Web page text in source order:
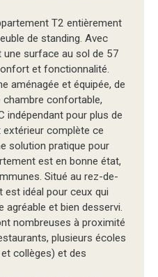
T2 entièrement
de standing. Avec
surface au sol de 57
et fonctionnalité.
aménagée et équipée, de
chambre confortable,
indépendant pour plus de
complète ce
solution pratique pour
est en bonne état,
Situé au rez-de-
est idéal pour ceux qui
agréable et bien desservi.
nombreuses à proximité
plusieurs écoles
collèges) et des